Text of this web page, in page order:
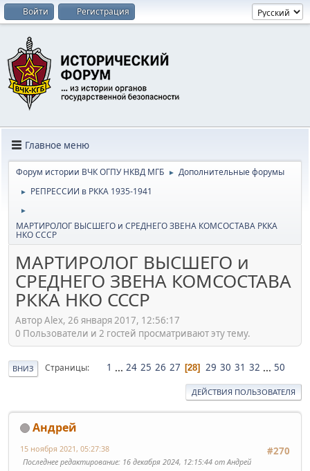
Войти Регистрация
Главное меню
Форум истории ВЧК ОГПУ НКВД МГБ ► Дополнительные форумы
► РЕПРЕССИИ в РККА 1935-1941
►
МАРТИРОЛОГ ВЫСШЕГО и СРЕДНЕГО ЗВЕНА КОМСОСТАВА РККА
НКО СССР
МАРТИРОЛОГ ВЫСШЕГО и
СРЕДНЕГО ЗВЕНА КОМСОСТАВА
РККА НКО СССР
Автор Alex, 26 января 2017, 12:56:17
0 Пользователи и 2 гостей просматривают эту тему.
ВНИЗ Страницы 1 ... 24 25 26 27 28 29 30 31 32 ... 50
ДЕЙСТВИЯ ПОЛЬЗОВАТЕЛЯ
Андрей
#270
15 ноября 2021, 05:27:38
Последнее редактирование: 16 декабря 2024, 12:15:44 от Андрей